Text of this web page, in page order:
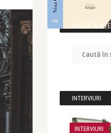
CAUTĂ ÎN SITE
INTERVIURI
INTERVIURI